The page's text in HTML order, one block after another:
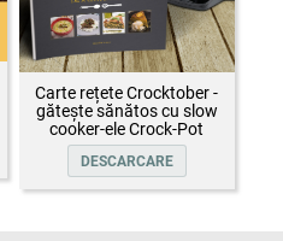
Carte rețete Crocktober -
gătește sănătos cu slow
cooker-ele Crock-Pot
DESCARCARE